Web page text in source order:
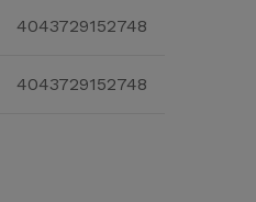
4043729152748
4043729152748